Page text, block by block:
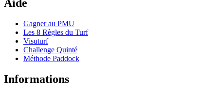
Aide
Gagner au PMU
Les 8 Règles du Turf
Visuturf
Challenge Quinté
Méthode Paddock
Informations